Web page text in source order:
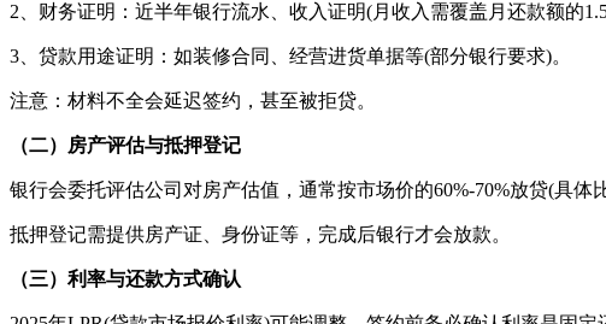
2、财务证明：近半年银行流水、收入证明(月收入需覆盖月还款额的
3、贷款用途证明：如装修合同、经营进货单据等(部分银行要求)。
注意：材料不全会延迟签约，甚至被拒贷。
（二）房产评估与抵押登记
银行会委托评估公司对房产估值，通常按市场价的60%-70%放贷(具体
抵押登记需提供房产证、身份证等，完成后银行才会放款。
（三）利率与还款方式确认